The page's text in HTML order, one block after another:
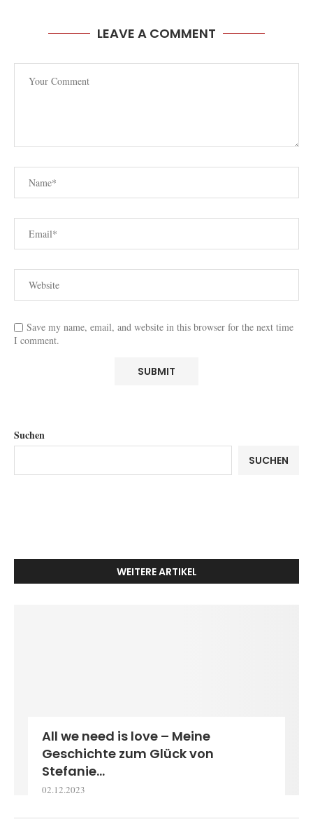
LEAVE A COMMENT
Save my name, email, and website in this browser for the next time
I comment.
Suchen
SUCHEN
WEITERE ARTIKEL
All we need is love – Meine
Geschichte zum Glück von
Stefanie...
02.12.2023